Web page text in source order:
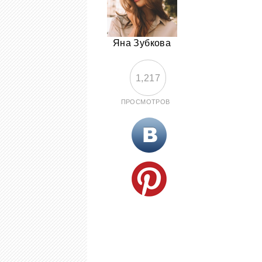
Яна Зубкова
1,217
ПРОСМОТРОВ